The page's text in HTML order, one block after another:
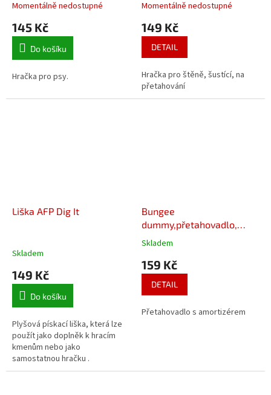
Momentálně nedostupné
145 Kč
Do košíku
Hračka pro psy.
Momentálně nedostupné
149 Kč
DETAIL
Hračka pro štěně, šustící, na
přetahování
Liška AFP Dig It
Skladem
149 Kč
Do košíku
Plyšová pískací liška, která lze
použít jako doplněk k hracím
kmenům nebo jako
samostatnou hračku .
Bungee
dummy,přetahovadlo,
polyester, 20cm/47cm
Průměrné
produktu
5
Skladem
159 Kč
DETAIL
Přetahovadlo s amortizérem